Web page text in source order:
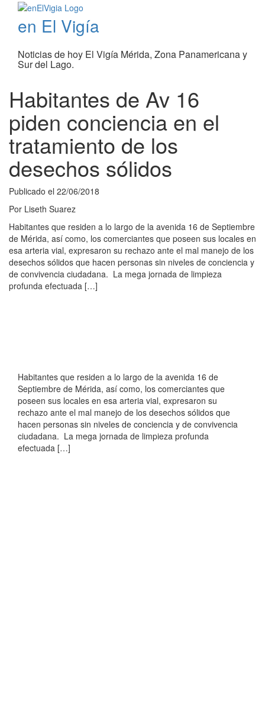
en El Vigía
Noticias de hoy El Vigía Mérida, Zona Panamericana y
Sur del Lago.
Habitantes de Av 16
piden conciencia en el
tratamiento de los
desechos sólidos
Publicado el 22/06/2018
Por Liseth Suarez
Habitantes que residen a lo largo de la avenida 16 de Septiembre
de Mérida, así como, los comerciantes que poseen sus locales en
esa arteria vial, expresaron su rechazo ante el mal manejo de los
desechos sólidos que hacen personas sin niveles de conciencia y
de convivencia ciudadana. La mega jornada de limpieza
profunda efectuada […]
Habitantes que residen a lo largo de la avenida 16 de
Septiembre de Mérida, así como, los comerciantes que
poseen sus locales en esa arteria vial, expresaron su
rechazo ante el mal manejo de los desechos sólidos que
hacen personas sin niveles de conciencia y de convivencia
ciudadana. La mega jornada de limpieza profunda
efectuada […]